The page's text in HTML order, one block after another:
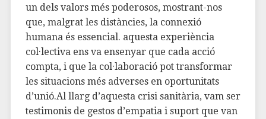
un dels‌ valors més poderosos,​ mostrant-nos
que,⁤ malgrat les ⁤distàncies, la connexió
humana és essencial. aquesta experiència
col·lectiva⁢ ens va ensenyar que⁢ cada acció
compta, i que⁣ la col·laboració pot transformar
les situacions⁤ més adverses​ en oportunitats⁢
d’unió.Al llarg d’aquesta crisi‌ sanitària, vam ser⁢
testimonis de gestos d’empatia⁤ i suport que van